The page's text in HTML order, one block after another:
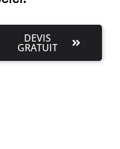
DEVIS
GRATUIT